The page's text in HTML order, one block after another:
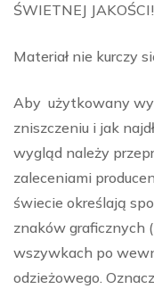
ŚWIETNEJ JAKOŚCI!
Materiał nie kurczy
Aby użytkowany
zniszczeniu i jak
wygląd należy
zaleceniami
świecie określają
znaków graficznych
wszywkach po
odzieżowego.